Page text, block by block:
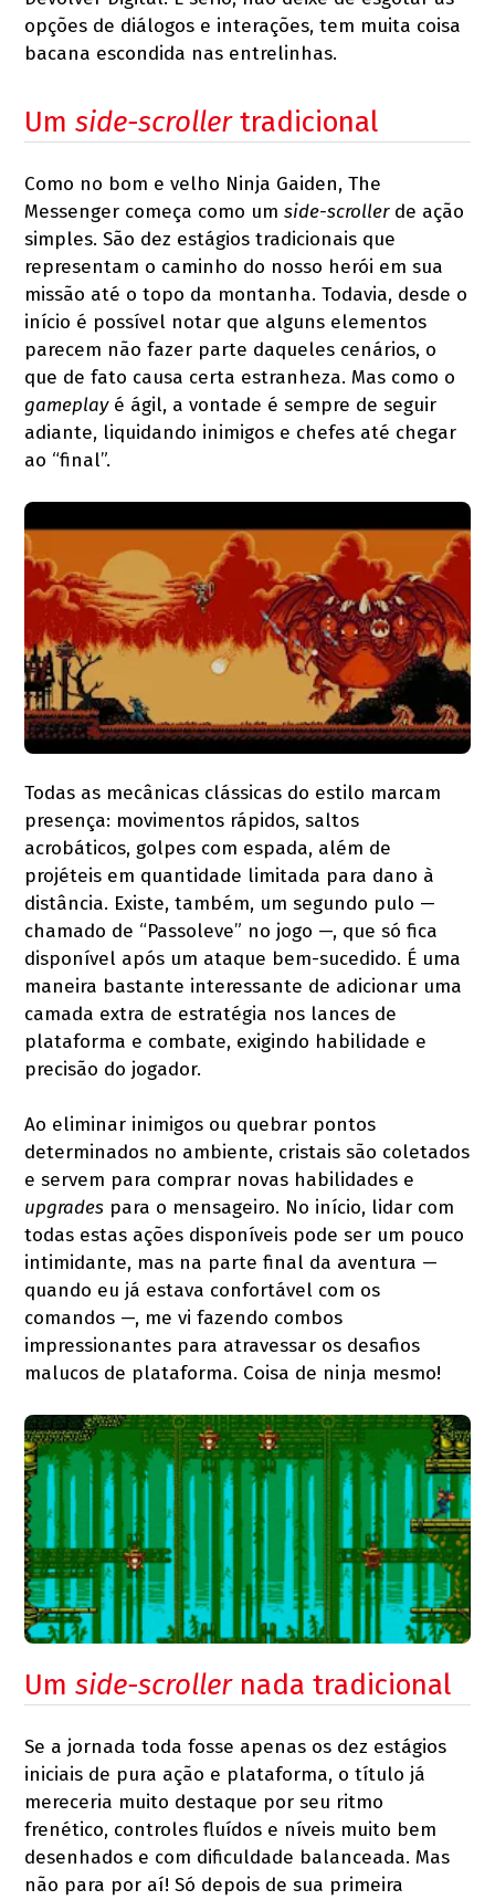
opções de diálogos e interações, tem muita coisa
bacana escondida nas entrelinhas.
Umside-scrollertradicional
Como no bom e velho Ninja Gaiden, The
Messenger começa como umside-scrollerde ação
simples. São dez estágios tradicionais que
representam o caminho do nosso herói em sua
missão até o topo da montanha. Todavia, desde o
início é possível notar que alguns elementos
parecem não fazer parte daqueles cenários, o
que de fato causa certa estranheza. Mas como o
gameplayé ágil, a vontade é sempre de seguir
adiante, liquidando inimigos e chefes até chegar
ao “final”.
Todas as mecânicas clássicas do estilo marcam
presença: movimentos rápidos, saltos
acrobáticos, golpes com espada, além de
projéteis em quantidade limitada para dano à
distância. Existe, também, um segundo pulo —
chamado de “Passoleve” no jogo —, que só fica
disponível após um ataque bem-sucedido. É uma
maneira bastante interessante de adicionar uma
camada extra de estratégia nos lances de
plataforma e combate, exigindo habilidade e
precisão do jogador.
Ao eliminar inimigos ou quebrar pontos
determinados no ambiente, cristais são coletados
e servem para comprar novas habilidades e
upgrades para o mensageiro. No início, lidar com
todas estas ações disponíveis pode ser um pouco
intimidante, mas na parte final da aventura —
quando eu já estava confortável com os
comandos —, me vi fazendo combos
impressionantes para atravessar os desafios
malucos de plataforma. Coisa de ninja mesmo!
Umside-scrollernada tradicional
Se a jornada toda fosse apenas os dez estágios
iniciais de pura ação e plataforma, o título já
mereceria muito destaque por seu ritmo
frenético, controles fluídos e níveis muito bem
desenhados e com dificuldade balanceada. Mas
não para por aí! Só depois de sua primeira